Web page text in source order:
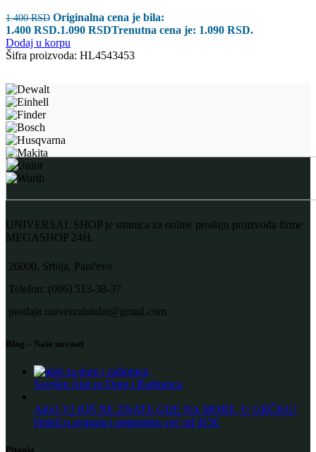
1.400RSD Originalna cena je bila:
1.400 RSD.1.090 RSDTrenutna cena je: 1.090 RSD.
Dodaj u korpu
Šifra proizvoda: HL4543453
UNIVERSAL SHOP je stranica za online prodaju proizvoda firme
MEGASHOP 24H.
26000, Srbija, Pančevo
Telefon: (066) 513-38-37
prodaja.univerzalnialat@gmail.com
Blog – Naše novosti
Savršen Alat za Dom i Radionicu
AKO VI JOŠ NE ZNATE GDE NA MORE, U GRČKU!
Hoteli u avgustu i septembru već od 415€
Pitanja